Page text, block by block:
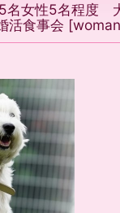
女性5名程度
活食事会 [woman